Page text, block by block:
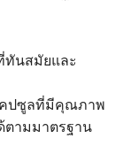
ทันสมัยและ
คปซูลที่มีคุณภาพ
ตามมาตรฐาน